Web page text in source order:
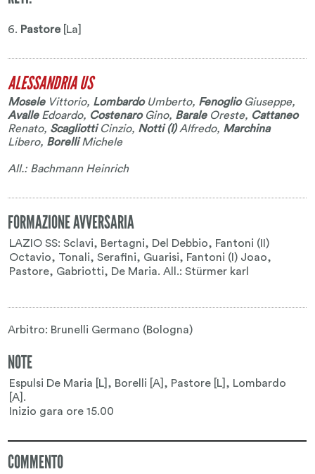
6. Pastore[La]
ALESSANDRIA US
MoseleVittorio, LombardoUmberto, FenoglioGiuseppe,
AvalleEdoardo, CostenaroGino, BaraleOreste, Cattaneo
Renato, ScagliottiCinzio, Notti (I)Alfredo, Marchina
Libero, BorelliMichele
All.: Bachmann Heinrich
FORMAZIONE AVVERSARIA
Arbitro: Brunelli Germano (Bologna)
NOTE
COMMENTO